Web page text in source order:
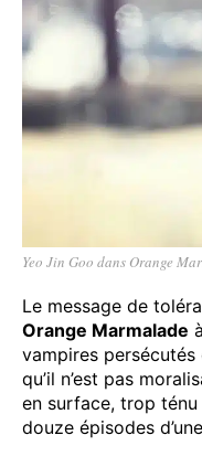
Yeo Jin Goo dans Orange
Le message de
Orange Marmalade
vampires persécutés
qu’il n’est pas
en surface, trop ténu
douze épisodes